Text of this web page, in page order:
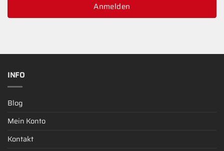
Anmelden
INFO
Blog
Mein Konto
Kontakt